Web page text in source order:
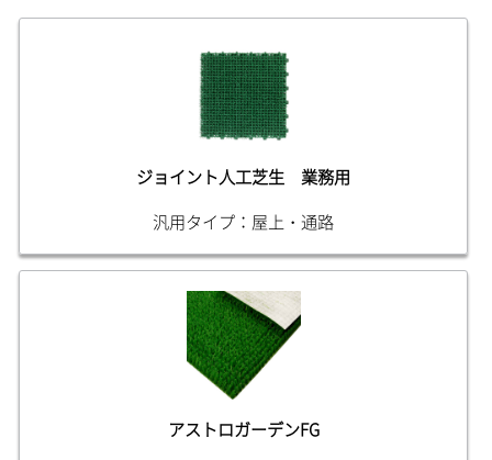
ジョイント人工芝生 業務用
汎用タイプ：屋上・通路
アストロガーデンFG